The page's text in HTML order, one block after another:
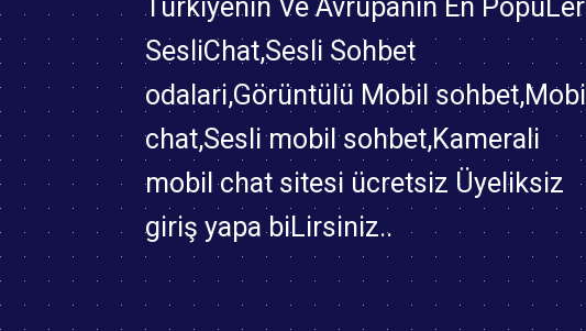
Türkiyenin Ve Avrupanın En PopüLer
SesliChat,Sesli Sohbet
odalari,Görüntülü Mobil sohbet,Mobil
chat,Sesli mobil sohbet,Kamerali
mobil chat sitesi ücretsiz Üyeliksiz
giriş yapa biLirsiniz..